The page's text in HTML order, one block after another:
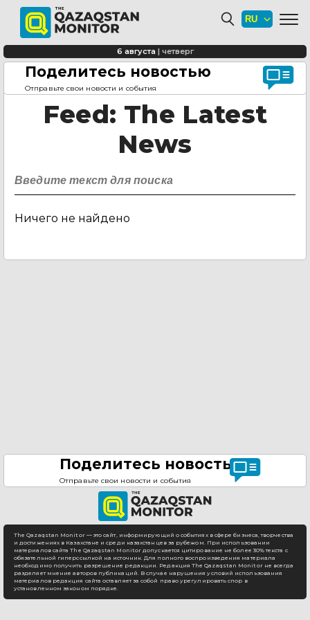
Поделитесь новостью
Отправьте свои новости и события
6 августа | четверг
Главная страница
Feed: The Latest
News
Ничего не найдено
Поделитесь новостью
Отправьте свои новости и события
The Qazaqstan Monitor — это сайт, информирующий о событиях в сфере бизнеса, творчества
и достижениях в Казахстане и среди казахстанцев за рубежом. При использовании
материалов сайта The Qazaqstan Monitor допускается цитирование не более 30% текста с
обязательной гиперссылкой на источник. Для полного воспроизведения материала
необходимо получить разрешение редакции. Редакция The Qazaqstan Monitor не всегда
разделяет мнение авторов публикаций. В случае нарушения условий использования
материалов редакция сайта оставляет за собой право урегулировать спор в
установленном законом порядке.